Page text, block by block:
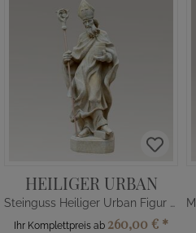
HEILIGER URBAN
Steinguss Heiliger Urban Figur mit Fass
Ihr Komplettpreis ab 260,00 € *